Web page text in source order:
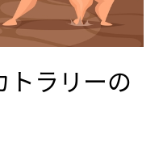
トラリーの